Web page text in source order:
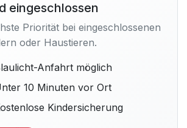
eingeschlossen
Priorität bei eingeschlossenen
oder Haustieren.
Anfahrt möglich
10 Minuten vor Ort
Kindersicherung